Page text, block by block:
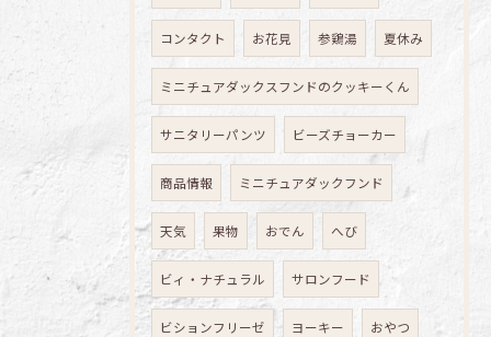
コンタクト お花見 参鶏湯 夏休み
ミニチュアダックスフンドのクッキーくん
サニタリーパンツ ビーズチョーカー
商品情報 ミニチュアダックフンド
天気 果物 おでん へび
ビィ・ナチュラル サロンフード
ビションフリーゼ ヨーキー おやつ